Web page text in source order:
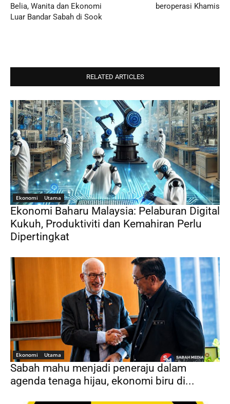
Belia, Wanita dan Ekonomi
Luar Bandar Sabah di Sook
beroperasi Khamis
RELATED ARTICLES
Ekonomi Utama
Ekonomi Baharu Malaysia: Pelaburan Digital
Kukuh, Produktiviti dan Kemahiran Perlu
Dipertingkat
Ekonomi Utama
Sabah mahu menjadi peneraju dalam
agenda tenaga hijau, ekonomi biru di...